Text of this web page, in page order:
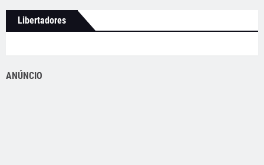
Libertadores
ANÚNCIO